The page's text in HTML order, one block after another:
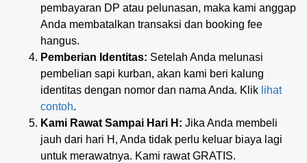
pembayaran DP atau pelunasan, maka kami anggap
Anda membatalkan transaksi dan booking fee
hangus.
Pemberian Identitas: Setelah Anda melunasi
pembelian sapi kurban, akan kami beri kalung
identitas dengan nomor dan nama Anda. Klik lihat
contoh.
Kami Rawat Sampai Hari H: Jika Anda membeli
jauh dari hari H, Anda tidak perlu keluar biaya lagi
untuk merawatnya. Kami rawat GRATIS.